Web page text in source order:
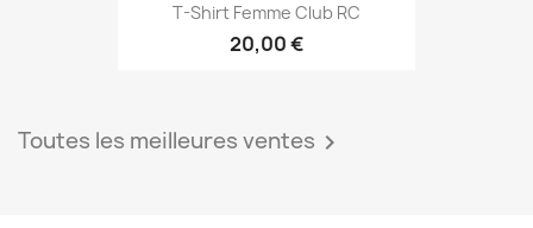
T-Shirt Femme Club RC
20,00 €
Toutes les meilleures ventes 